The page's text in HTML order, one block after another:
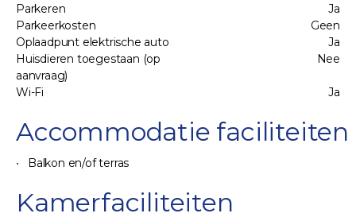
Parkeren
Ja
Parkeerkosten
Geen
Oplaadpunt elektrische auto
Ja
Huisdieren toegestaan (op
aanvraag)
Nee
Wi-Fi Ja
Accommodatie faciliteiten
Balkon en/of terras
Kamerfaciliteiten